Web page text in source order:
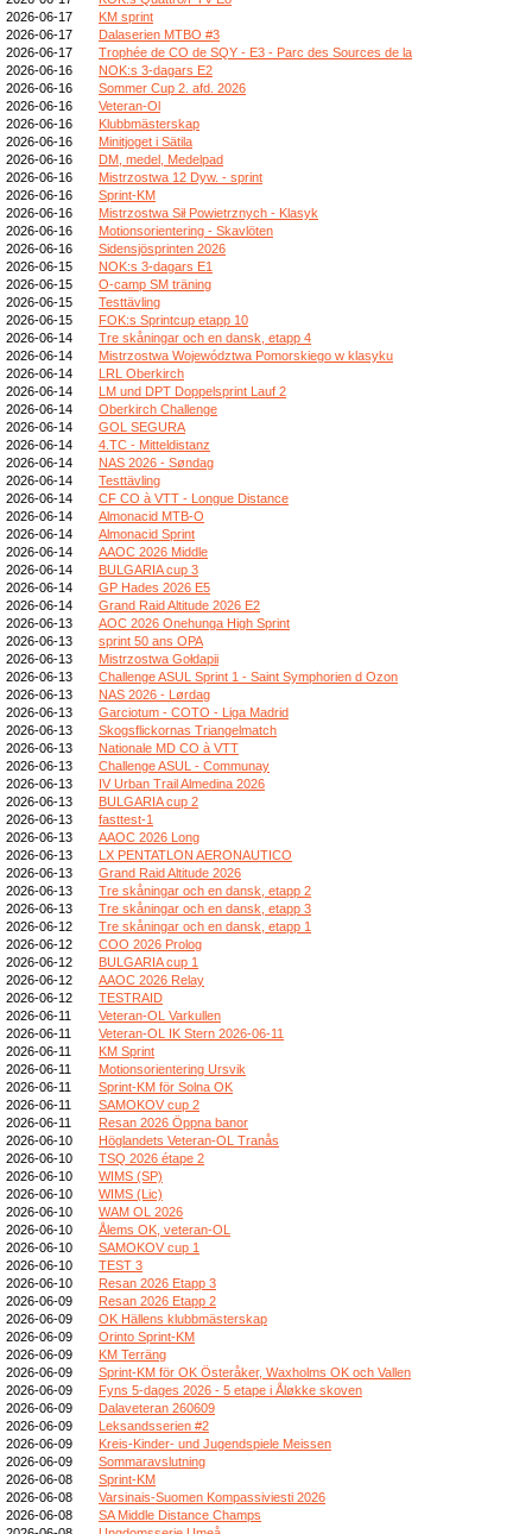
2026-06-17
KM sprint
2026-06-17
Dalaserien MTBO #3
2026-06-17
Trophée de CO de SQY - E3 - Parc des Sources de la
2026-06-16
NOK:s 3-dagars E2
2026-06-16
Sommer Cup 2. afd. 2026
2026-06-16
Veteran-Ol
2026-06-16
Klubbmästerskap
2026-06-16
Minitjoget i Sätila
2026-06-16
DM, medel, Medelpad
2026-06-16
Mistrzostwa 12 Dyw. - sprint
2026-06-16
Sprint-KM
2026-06-16
Mistrzostwa Sił Powietrznych - Klasyk
2026-06-16
Motionsorientering - Skavlöten
2026-06-16
Sidensjösprinten 2026
2026-06-15
NOK:s 3-dagars E1
2026-06-15
O-camp SM träning
2026-06-15
Testtävling
2026-06-15
FOK:s Sprintcup etapp 10
2026-06-14
Tre skåningar och en dansk, etapp 4
2026-06-14
Mistrzostwa Województwa Pomorskiego w klasyku
2026-06-14
LRL Oberkirch
2026-06-14
LM und DPT Doppelsprint Lauf 2
2026-06-14
Oberkirch Challenge
2026-06-14
GOL SEGURA
2026-06-14
4.TC - Mitteldistanz
2026-06-14
NAS 2026 - Søndag
2026-06-14
Testtävling
2026-06-14
CF CO à VTT - Longue Distance
2026-06-14
Almonacid MTB-O
2026-06-14
Almonacid Sprint
2026-06-14
AAOC 2026 Middle
2026-06-14
BULGARIA cup 3
2026-06-14
GP Hades 2026 E5
2026-06-14
Grand Raid Altitude 2026 E2
2026-06-13
AOC 2026 Onehunga High Sprint
2026-06-13
sprint 50 ans OPA
2026-06-13
Mistrzostwa Gołdapii
2026-06-13
Challenge ASUL Sprint 1 - Saint Symphorien d Ozon
2026-06-13
NAS 2026 - Lørdag
2026-06-13
Garciotum - COTO - Liga Madrid
2026-06-13
Skogsflickornas Triangelmatch
2026-06-13
Nationale MD CO à VTT
2026-06-13
Challenge ASUL - Communay
2026-06-13
IV Urban Trail Almedina 2026
2026-06-13
BULGARIA cup 2
2026-06-13
fasttest-1
2026-06-13
AAOC 2026 Long
2026-06-13
LX PENTATLON AERONAUTICO
2026-06-13
Grand Raid Altitude 2026
2026-06-13
Tre skåningar och en dansk, etapp 2
2026-06-13
Tre skåningar och en dansk, etapp 3
2026-06-12
Tre skåningar och en dansk, etapp 1
2026-06-12
COO 2026 Prolog
2026-06-12
BULGARIA cup 1
2026-06-12
AAOC 2026 Relay
2026-06-12
TESTRAID
2026-06-11
Veteran-OL Varkullen
2026-06-11
Veteran-OL IK Stern 2026-06-11
2026-06-11
KM Sprint
2026-06-11
Motionsorientering Ursvik
2026-06-11
Sprint-KM för Solna OK
2026-06-11
SAMOKOV cup 2
2026-06-11
Resan 2026 Öppna banor
2026-06-10
Höglandets Veteran-OL Tranås
2026-06-10
TSQ 2026 étape 2
2026-06-10
WIMS (SP)
2026-06-10
WIMS (Lic)
2026-06-10
WAM OL 2026
2026-06-10
Ålems OK, veteran-OL
2026-06-10
SAMOKOV cup 1
2026-06-10
TEST 3
2026-06-10
Resan 2026 Etapp 3
2026-06-09
Resan 2026 Etapp 2
2026-06-09
OK Hällens klubbmästerskap
2026-06-09
Orinto Sprint-KM
2026-06-09
KM Terräng
2026-06-09
Sprint-KM för OK Österåker, Waxholms OK och Vallen
2026-06-09
Fyns 5-dages 2026 - 5 etape i Åløkke skoven
2026-06-09
Dalaveteran 260609
2026-06-09
Leksandsserien #2
2026-06-09
Kreis-Kinder- und Jugendspiele Meissen
2026-06-09
Sommaravslutning
2026-06-08
Sprint-KM
2026-06-08
Varsinais-Suomen Kompassiviesti 2026
2026-06-08
SA Middle Distance Champs